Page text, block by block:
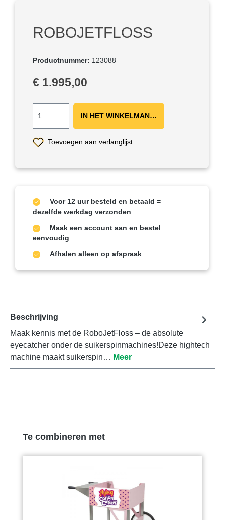
ROBOJETFLOSS
Productnummer: 123088
Normale prijs:
€ 1.995,00
IN HET WINKELMANDJE ＋
Toevoegen aan verlanglijst
Voor 12 uur besteld en betaald =
dezelfde werkdag verzonden
Maak een account aan en bestel
eenvoudig
Afhalen alleen op afspraak
Beschrijving
Maak kennis met de RoboJetFloss – de absolute
eyecatcher onder de suikerspinmachines!Deze hightech
machine maakt suikerspin… Meer
Productgalerij overslaan
Te combineren met